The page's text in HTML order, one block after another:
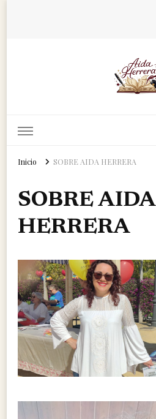
Inicio SOBRE AIDA HERRERA
SOBRE AIDA
HERRERA